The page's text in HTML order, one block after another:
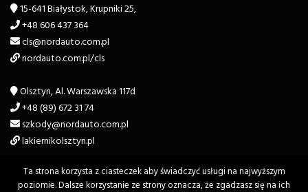
15-641 Białystok, Krupniki 25,
+48 606 437 364
cls@nordauto.com.pl
nordauto.com.pl/cls
Olsztyn, Al. Warszawska 117d
+48 (89) 672 31 74
szkody@nordauto.com.pl
lakiernikolsztyn.pl
Ta strona korzysta z ciasteczek aby świadczyć usługi na najwyższym
poziomie. Dalsze korzystanie ze strony oznacza, że zgadzasz się na ich